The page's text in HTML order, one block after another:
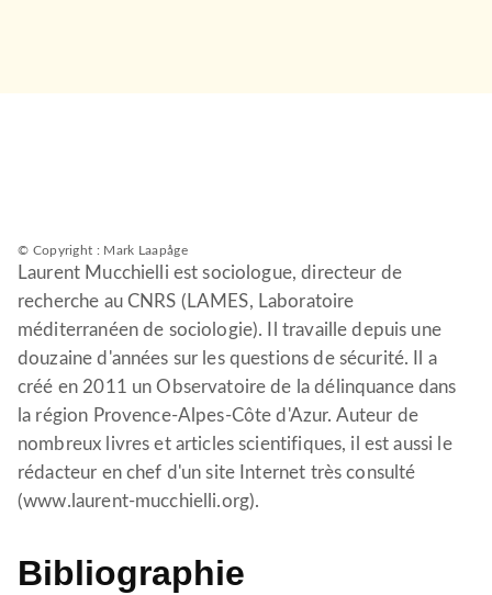
Laurent Mucchielli est sociologue, directeur de
recherche au CNRS (LAMES, Laboratoire
méditerranéen de sociologie). Il travaille depuis une
douzaine d'années sur les questions de sécurité. Il a
créé en 2011 un Observatoire de la délinquance dans
la région Provence-Alpes-Côte d'Azur. Auteur de
nombreux livres et articles scientifiques, il est aussi le
rédacteur en chef d'un site Internet très consulté
(www.laurent-mucchielli.org).
© Copyright : Mark Laapåge
Bibliographie